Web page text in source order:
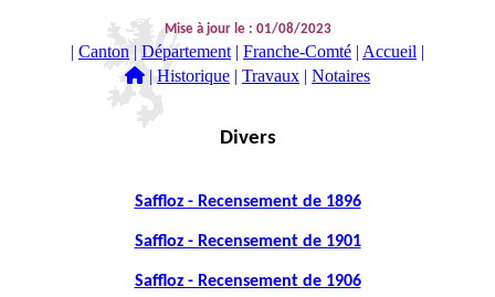
Mise à jour le : 01/08/2023
| Canton|Département | Franche-Comté | Accueil |
|Historique | Travaux | Notaires
Divers
Saffloz - Recensement de 1896
Saffloz - Recensement de 1901
Saffloz - Recensement de 1906